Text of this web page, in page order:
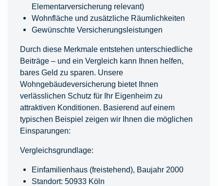
Elementarversicherung relevant)
Wohnfläche und zusätzliche Räumlichkeiten
Gewünschte Versicherungsleistungen
Durch diese Merkmale entstehen unterschiedliche
Beiträge – und ein Vergleich kann Ihnen helfen,
bares Geld zu sparen. Unsere
Wohngebäudeversicherung bietet Ihnen
verlässlichen Schutz für Ihr Eigenheim zu
attraktiven Konditionen. Basierend auf einem
typischen Beispiel zeigen wir Ihnen die möglichen
Einsparungen:
Vergleichsgrundlage:
Einfamilienhaus (freistehend), Baujahr 2000
Standort: 50933 Köln